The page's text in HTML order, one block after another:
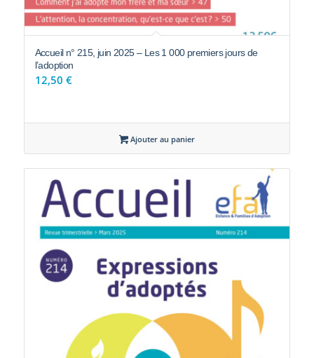
Accueil n° 215, juin 2025 – Les 1 000 premiers jours de
l’adoption
12,50€
Ajouter au panier